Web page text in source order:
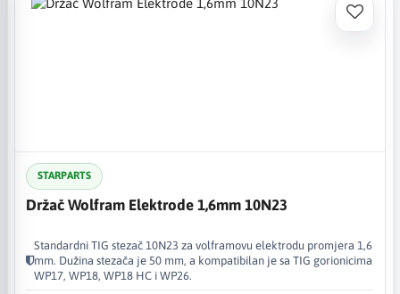
STARPARTS
Držač Wolfram Elektrode 1,6mm 10N23
Standardni TIG stezač 10N23 za volframovu elektrodu promjera 1,6
mm. Dužina stezača je 50 mm, a kompatibilan je sa TIG gorionicima
WP17, WP18, WP18 HC i WP26.